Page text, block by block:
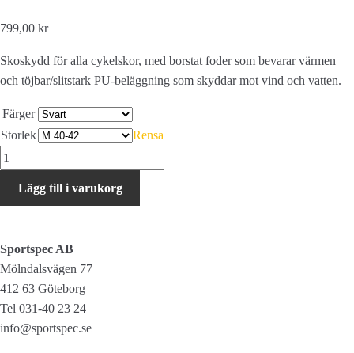
799,00 kr
Skoskydd för alla cykelskor, med borstat foder som bevarar värmen
och töjbar/slitstark PU-beläggning som skyddar mot vind och vatten.
Färger
Storlek
Rensa
Shimano
Skoöverdrag
mängdLägg till i varukorg
Sportspec AB
Mölndalsvägen 77
412 63 Göteborg
Tel 031-40 23 24
info@sportspec.se